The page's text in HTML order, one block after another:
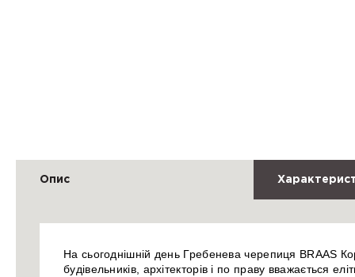
Опис
На сьогоднішній день Гребенева черепиця BRAAS
будівельників, архітекторів і по праву вважається